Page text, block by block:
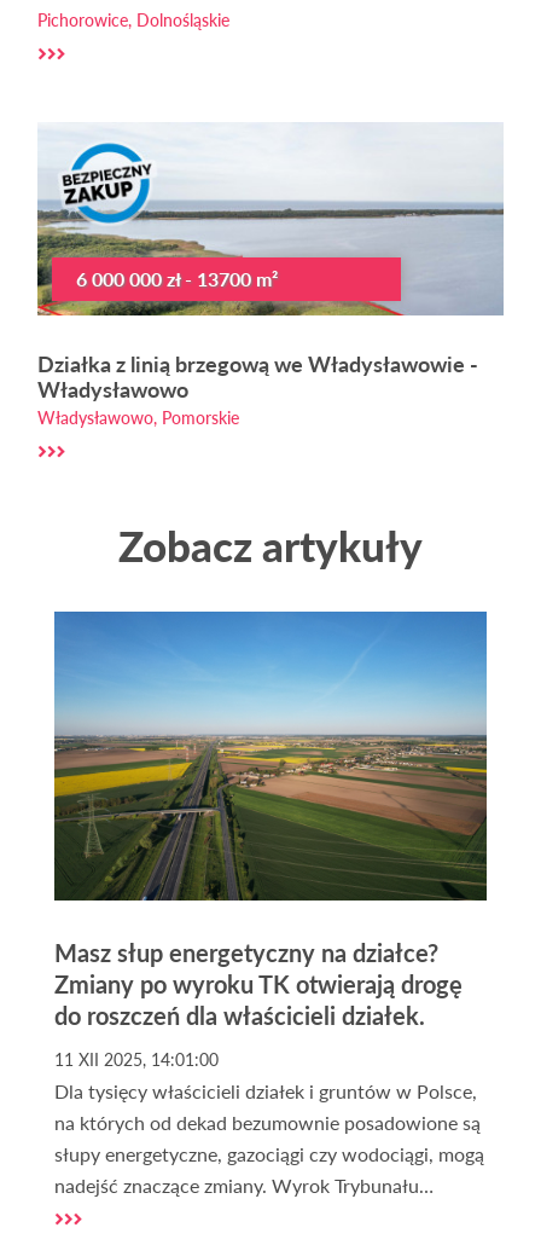
Pichorowice, Dolnośląskie
6 000 000 zł - 13700 m²
Działka z linią brzegową we Władysławowie -
Władysławowo
Władysławowo, Pomorskie
Zobacz artykuły
Masz słup energetyczny na działce?
Zmiany po wyroku TK otwierają drogę
do roszczeń dla właścicieli działek.
11 XII 2025, 14:01:00
Dla tysięcy właścicieli działek i gruntów w Polsce,
na których od dekad bezumownie posadowione są
słupy energetyczne, gazociągi czy wodociągi, mogą
nadejść znaczące zmiany. Wyrok Trybunału
Konstytucyjnego z 2 grudnia 2025 r. (sygn. P